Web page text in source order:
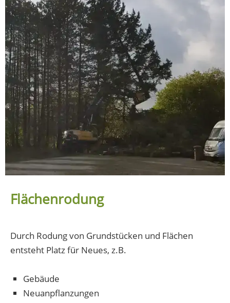
Flächenrodung
Durch Rodung von Grundstücken und Flächen
entsteht Platz für Neues, z.B.
Gebäude
Neuanpflanzungen